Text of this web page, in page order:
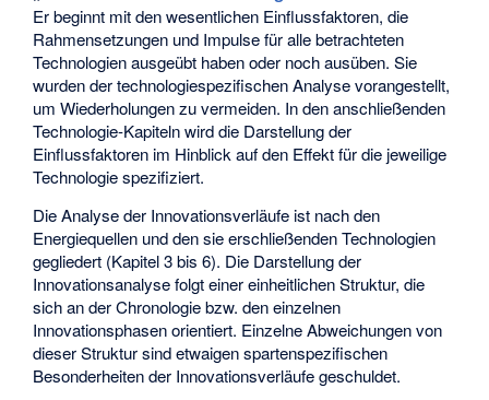
Er beginnt mit den wesentlichen Einflussfaktoren, die
Rahmensetzungen und Impulse für alle betrachteten
Technologien ausgeübt haben oder noch ausüben. Sie
wurden der technologiespezifischen Analyse vorangestellt,
um Wiederholungen zu vermeiden. In den anschließenden
Technologie-Kapiteln wird die Darstellung der
Einflussfaktoren im Hinblick auf den Effekt für die jeweilige
Technologie spezifiziert.
Die Analyse der Innovationsverläufe ist nach den
Energiequellen und den sie erschließenden Technologien
gegliedert (Kapitel 3 bis 6). Die Darstellung der
Innovationsanalyse folgt einer einheitlichen Struktur, die
sich an der Chronologie bzw. den einzelnen
Innovationsphasen orientiert. Einzelne Abweichungen von
dieser Struktur sind etwaigen spartenspezifischen
Besonderheiten der Innovationsverläufe geschuldet.